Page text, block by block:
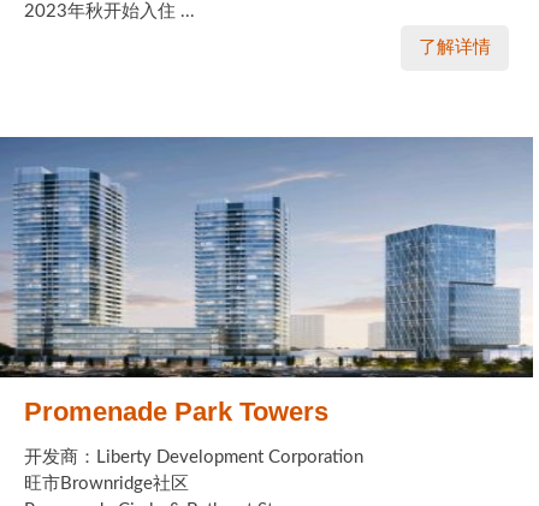
2023年秋开始入住 ...
了解详情
Promenade Park Towers
开发商：Liberty Development Corporation
旺市Brownridge社区